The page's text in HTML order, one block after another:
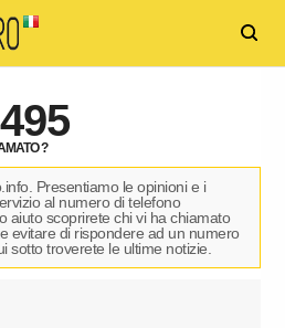
?
Presentiamo le opinioni e i
al numero di telefono
aiuto scoprirete chi vi ha chiamato
evitare di rispondere ad un numero
sotto troverete le ultime notizie.